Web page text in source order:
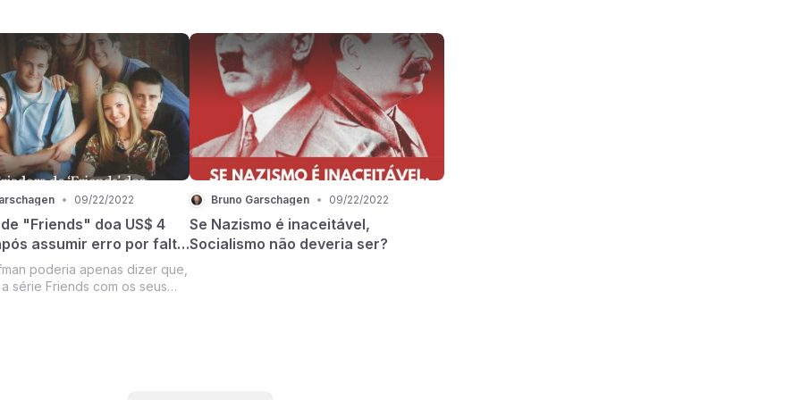
• 09/22/2022
"Friends" doa US$ 4
assumir erro por falta
na série
apenas dizer que,
série Friends com os seus
Bruno Garschagen • 09/22/2022
Se Nazismo é inaceitável,
Socialismo não deveria ser?